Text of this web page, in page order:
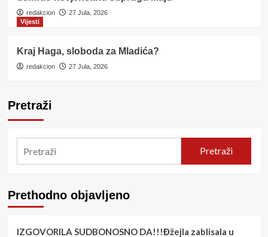
redakcion
27 Jula, 2026
Vijesti
Kraj Haga, sloboda za Mladića?
redakcion 27 Jula, 2026
Pretraži
Pretraži
Prethodno objavljeno
IZGOVORILA SUDBONOSNO DA!!!Đžejla zablisala u